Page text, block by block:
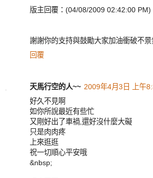
版主回覆：(04/08/2009 02:42:00 PM)
謝謝你的支持與鼓勵大家加油衝破不景
回覆
天馬行空的人~~ 2009年4月3日 上午
好久不見啊
如你所說最近有些忙
又剛好出了車禍,還好沒什麼大礙
只是肉肉疼
上來逛逛
祝一切順心平安哦
&nbsp;